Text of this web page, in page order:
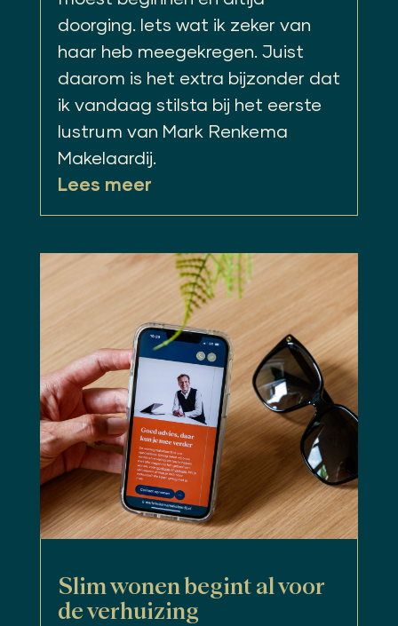
doorging. Iets wat ik zeker van
haar heb meegekregen. Juist
daarom is het extra bijzonder dat
ik vandaag stilsta bij het eerste
lustrum van Mark Renkema
Makelaardij.
Lees meer
Slim wonen begint al voor
de verhuizing